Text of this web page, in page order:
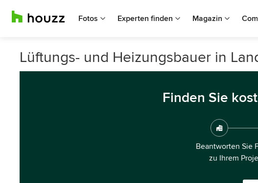
Fotos Experten finden Magazin
Lüftungs- und Heizungsbauer in
Finden Sie
Beantworten Sie
zu Ihrem